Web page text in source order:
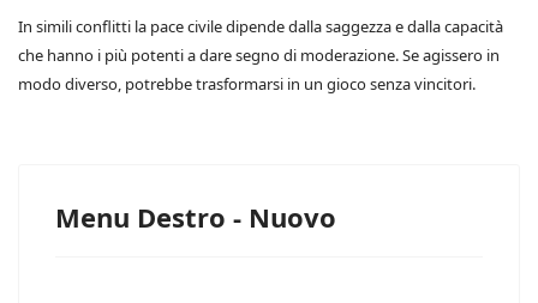
In simili conflitti la pace civile dipende dalla saggezza e dalla capacità
che hanno i più potenti a dare segno di moderazione. Se agissero in
modo diverso, potrebbe trasformarsi in un gioco senza vincitori.
Menu Destro - Nuovo